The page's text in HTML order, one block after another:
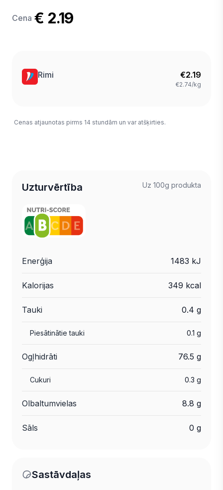
Cena € 2.19
Rimi €2.19
€2.74/kg
Cenas atjaunotas pirms 14 stundām un var atšķirties.
Uzturvērtība Uz 100g produkta
Enerģija 1483 kJ
Kalorijas 349 kcal
Tauki 0.4 g
Piesātinātie tauki 0.1 g
Ogļhidrāti 76.5 g
Cukuri 0.3 g
Olbaltumvielas 8.8 g
Sāls 0 g
Sastāvdaļas